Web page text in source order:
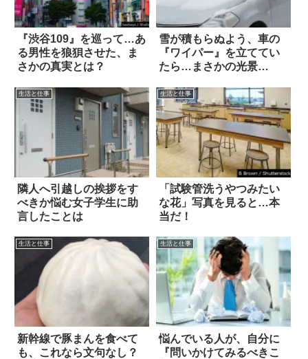
『渋谷109』を巡って…あ
る男性を狼狽させた、ま
さかの真実とは？
雪が積もらぬよう、車の
『ワイパー』を立ててい
たら…まさかの光景
生活と仕事
隣人へ引越しの挨拶をす
べきか悩む女子学生に助
言したことは
生活と仕事
「試験管洗うやつみたい
な花」写真を見ると…本
当だ！
生活と仕事
新幹線で豚まんを食べて
も、これなら文句なし？
生活と仕事
悩んでいる人が、自分に
『問いかけてみるべきこ